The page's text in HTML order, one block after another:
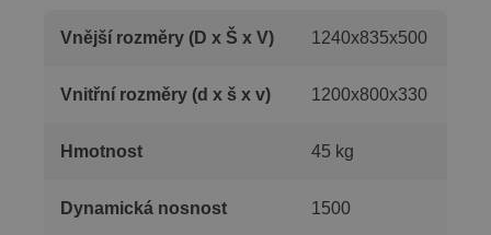
Vnější rozměry (D x Š x V) 1240x835x500
Vnitřní rozměry (d x š x v) 1200x800x330
Hmotnost 45 kg
Dynamická nosnost 1500